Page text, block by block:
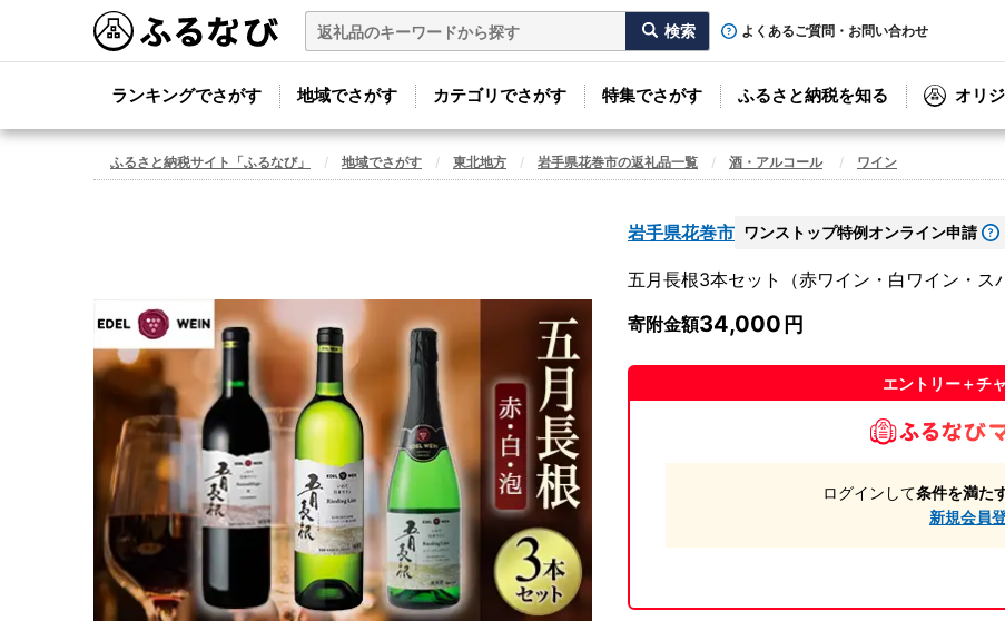
よくあるご質問・お問い合わせ
ランキングでさがす 地域でさがす カテゴリでさがす 特集でさがす ふるさと納税を知る オリ
ふるさと納税サイト「ふるなび」 地域でさがす 東北地方 岩手県花巻市の返礼品一覧 酒・アルコール ワイン
岩手県花巻市 ワンストップ特例オンライン申請
五月長根3本セット（赤ワイン・白ワイン・ス
寄附金額34,000
エントリー＋チ
ログインして条件を満た
新規会員